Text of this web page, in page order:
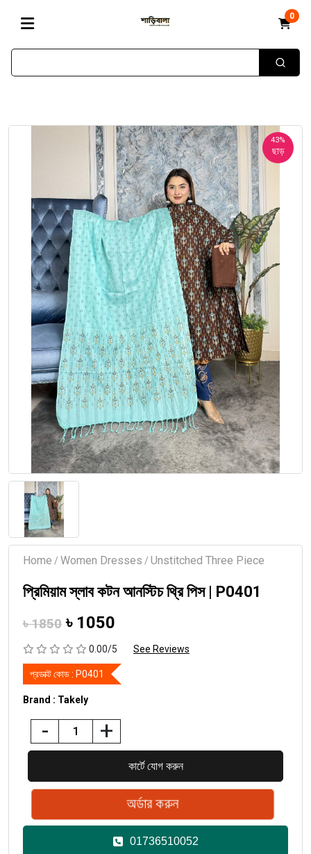
0
43%
ছাড়
Home / Women Dresses / Unstitched Three Piece
প্রিমিয়াম স্লাব কটন আনস্টিচ থ্রি পিস | P0401
৳ 1850 ৳ 1050
0.00/5 See Reviews
প্রডাক্ট কোড : P0401
Brand : Takely
- +
01736510052